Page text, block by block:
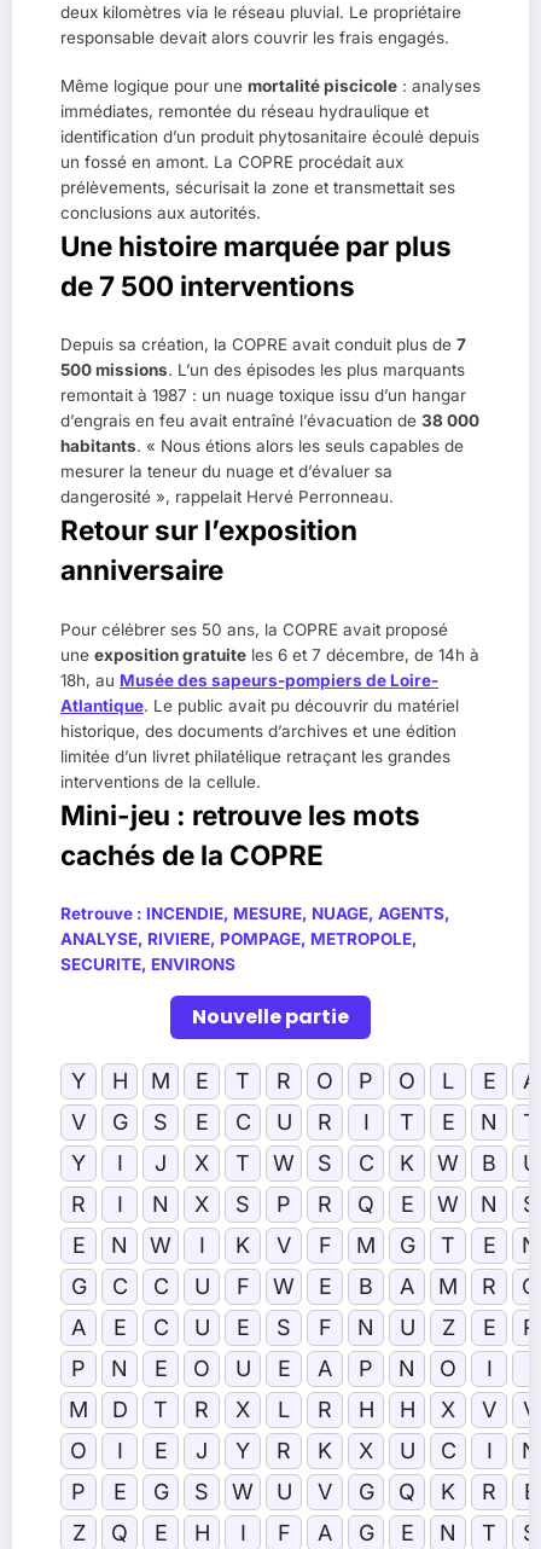
deux kilomètres via le réseau pluvial. Le propriétaire
responsable devait alors couvrir les frais engagés.
Même logique pour une mortalité piscicole : analyses
immédiates, remontée du réseau hydraulique et
identification d’un produit phytosanitaire écoulé depuis
un fossé en amont. La COPRE procédait aux
prélèvements, sécurisait la zone et transmettait ses
conclusions aux autorités.
Une histoire marquée par plus
de 7 500 interventions
Depuis sa création, la COPRE avait conduit plus de 7
500 missions. L’un des épisodes les plus marquants
remontait à 1987 : un nuage toxique issu d’un hangar
d’engrais en feu avait entraîné l’évacuation de 38 000
habitants. « Nous étions alors les seuls capables de
mesurer la teneur du nuage et d’évaluer sa
dangerosité », rappelait Hervé Perronneau.
Retour sur l’exposition
anniversaire
Pour célébrer ses 50 ans, la COPRE avait proposé
une exposition gratuite les 6 et 7 décembre, de 14h à
18h, au Musée des sapeurs-pompiers de Loire-
Atlantique. Le public avait pu découvrir du matériel
historique, des documents d’archives et une édition
limitée d’un livret philatélique retraçant les grandes
interventions de la cellule.
Mini-jeu : retrouve les mots
cachés de la COPRE
Retrouve : INCENDIE, MESURE, NUAGE, AGENTS,
ANALYSE, RIVIERE, POMPAGE, METROPOLE,
SECURITE, ENVIRONS
Nouvelle partie
Y H M E T R O P O L E
A
V
G S E C U R I T E N
T
Y
I J X T W S C K W B
U
R
I N X S P R Q E W N
S
E
N W I K V F M G T E
N
G
C C U F W E B A M R
O
A
E C U E S F N U Z E
R
P
N E O U E A P N O I
M
D T R X L R H H X V
V
O
I E J Y R K X U C I
N
P
E G S W U V G Q K R
E
Z
Q E H I F A G E N T S